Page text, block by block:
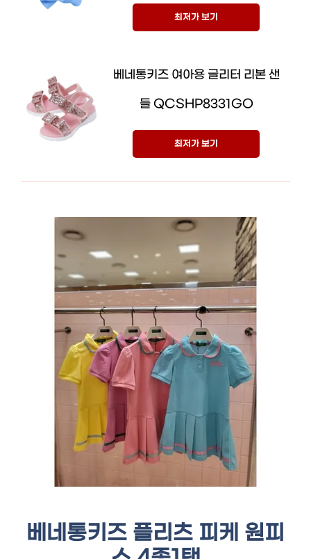
최저가 보기
베네통키즈 여아용 글리터 리본 샌
들 QCSHP8331GO
최저가 보기
베네통키즈 플리츠 피케 원피